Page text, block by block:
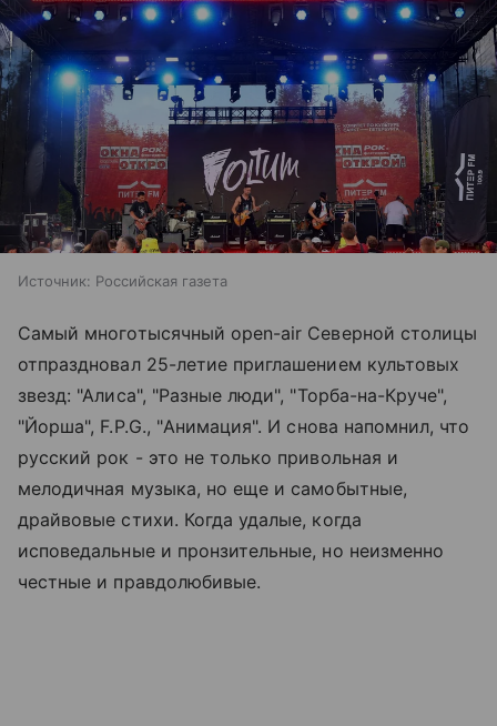
Источник: Российская газета
Самый многотысячный open-air Северной столицы
отпраздновал 25-летие приглашением культовых
звезд: "Алиса", "Разные люди", "Торба-на-Круче",
"Йорша", F.P.G., "Анимация". И снова напомнил, что
русский рок - это не только привольная и
мелодичная музыка, но еще и самобытные,
драйвовые стихи. Когда удалые, когда
исповедальные и пронзительные, но неизменно
честные и правдолюбивые.